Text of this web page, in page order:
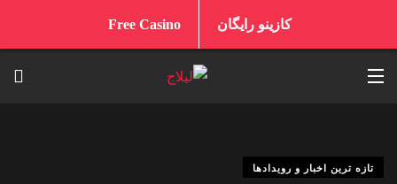
کازینو رایگان Free Casino
تازه ترین اخبار و رویدادها